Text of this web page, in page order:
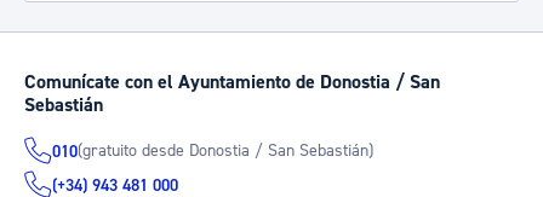
Comunícate con el Ayuntamiento de Donostia / San
Sebastián
010(gratuito desde Donostia / San Sebastián)
(+34) 943 481 000